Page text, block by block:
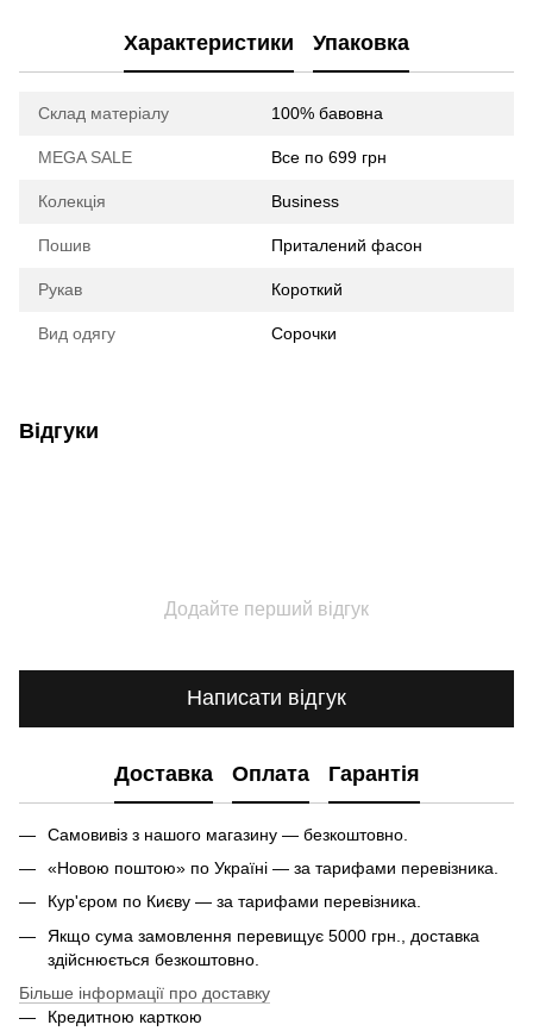
Характеристики Упаковка
Склад матеріалу 100% бавовна
MEGA SALE Все по 699 грн
Колекція Business
Пошив Приталений фасон
Рукав Короткий
Вид одягу Сорочки
Відгуки
Додайте перший відгук
Написати відгук
Доставка Оплата Гарантія
Самовивіз з нашого магазину — безкоштовно.
«Новою поштою» по Україні — за тарифами перевізника.
Кур'єром по Києву — за тарифами перевізника.
Якщо сума замовлення перевищує 5000 грн., доставка
здійснюється безкоштовно.
Більше інформації про доставку
Кредитною карткою